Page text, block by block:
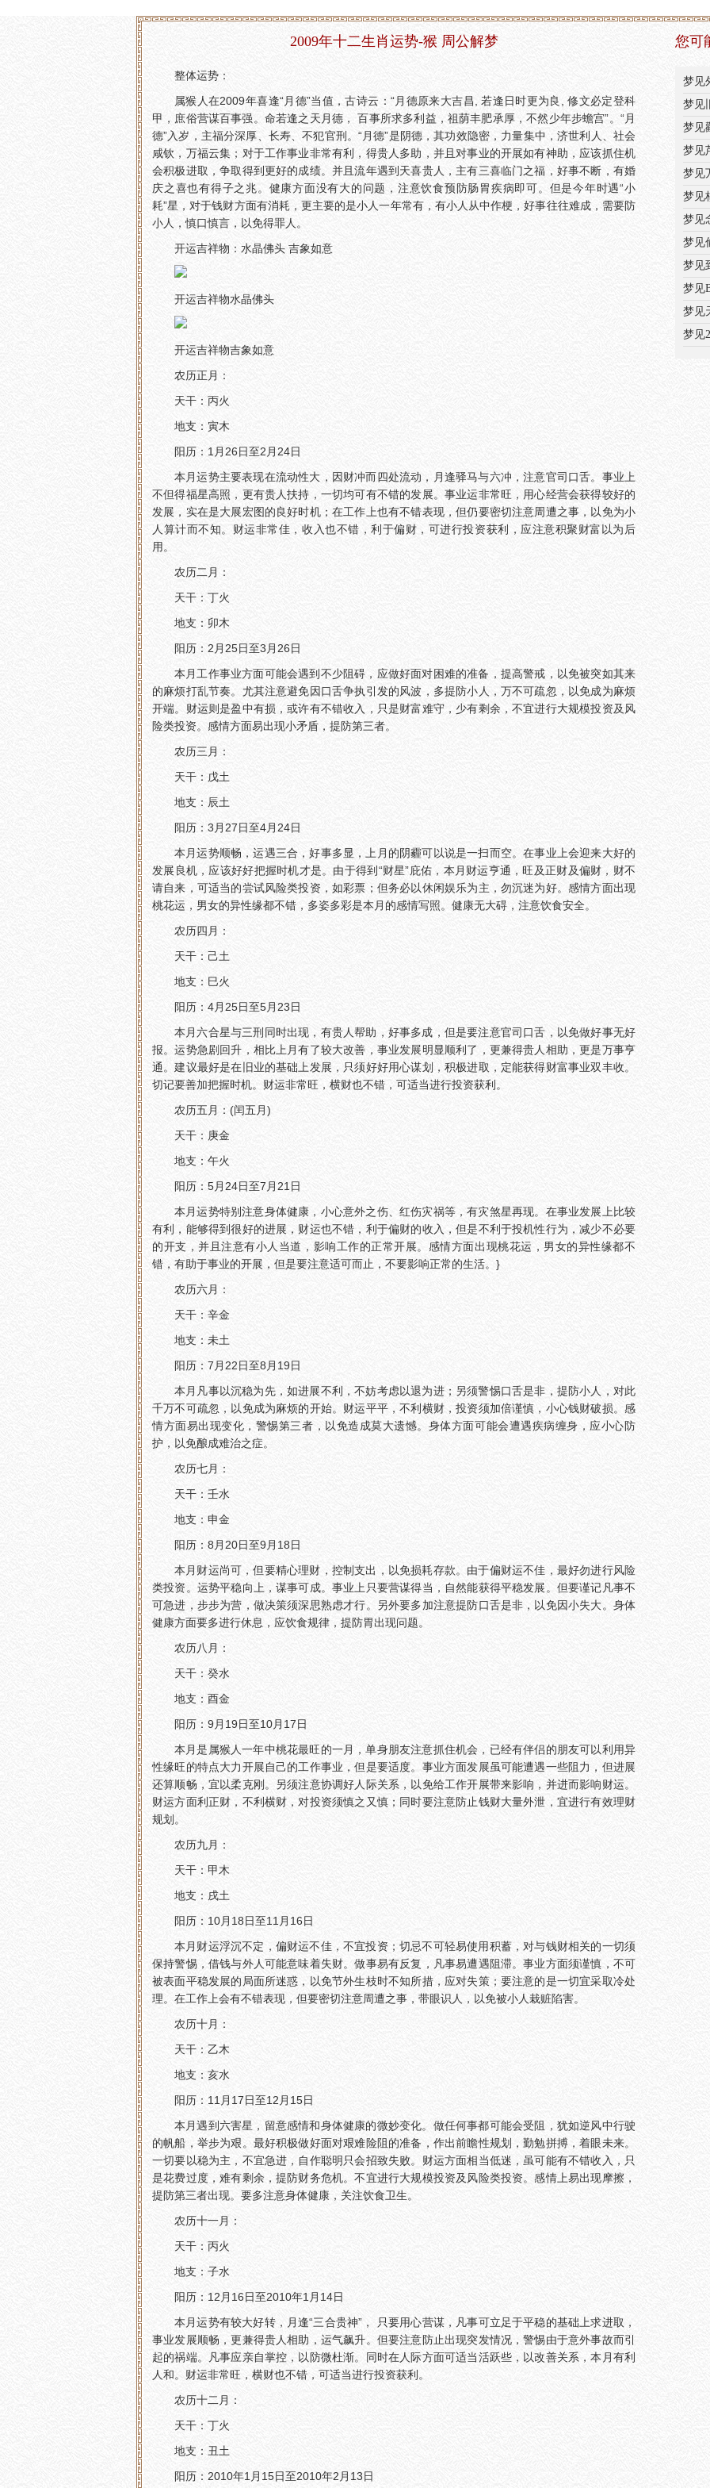
2009年十二生肖运势-猴 周公解梦
整体运势：
属猴人在2009年喜逢“月德”当值，古诗云：“月德原来大吉昌, 若逢日时更为良, 修文必定登科
甲，庶俗营谋百事强。命若逢之天月德， 百事所求多利益，祖荫丰肥承厚，不然少年步蟾宫”。“月
德”入岁，主福分深厚、长寿、不犯官刑。“月德”是阴德，其功效隐密，力量集中，济世利人、社会
咸钦，万福云集；对于工作事业非常有利，得贵人多助，并且对事业的开展如有神助，应该抓住机
会积极进取，争取得到更好的成绩。并且流年遇到天喜贵人，主有三喜临门之福，好事不断，有婚
庆之喜也有得子之兆。健康方面没有大的问题，注意饮食预防肠胃疾病即可。但是今年时遇“小
耗”星，对于钱财方面有消耗，更主要的是小人一年常有，有小人从中作梗，好事往往难成，需要防
小人，慎口慎言，以免得罪人。
开运吉祥物：水晶佛头 吉象如意
开运吉祥物水晶佛头
开运吉祥物吉象如意
农历正月：
天干：丙火
地支：寅木
阳历：1月26日至2月24日
本月运势主要表现在流动性大，因财冲而四处流动，月逢驿马与六冲，注意官司口舌。事业上
不但得福星高照，更有贵人扶持，一切均可有不错的发展。事业运非常旺，用心经营会获得较好的
发展，实在是大展宏图的良好时机；在工作上也有不错表现，但仍要密切注意周遭之事，以免为小
人算计而不知。财运非常佳，收入也不错，利于偏财，可进行投资获利，应注意积聚财富以为后
用。
农历二月：
天干：丁火
地支：卯木
阳历：2月25日至3月26日
本月工作事业方面可能会遇到不少阻碍，应做好面对困难的准备，提高警戒，以免被突如其来
的麻烦打乱节奏。尤其注意避免因口舌争执引发的风波，多提防小人，万不可疏忽，以免成为麻烦
开端。财运则是盈中有损，或许有不错收入，只是财富难守，少有剩余，不宜进行大规模投资及风
险类投资。感情方面易出现小矛盾，提防第三者。
农历三月：
天干：戊土
地支：辰土
阳历：3月27日至4月24日
本月运势顺畅，运遇三合，好事多显，上月的阴霾可以说是一扫而空。在事业上会迎来大好的
发展良机，应该好好把握时机才是。由于得到“财星”庇佑，本月财运亨通，旺及正财及偏财，财不
请自来，可适当的尝试风险类投资，如彩票；但务必以休闲娱乐为主，勿沉迷为好。感情方面出现
桃花运，男女的异性缘都不错，多姿多彩是本月的感情写照。健康无大碍，注意饮食安全。
农历四月：
天干：己土
地支：巳火
阳历：4月25日至5月23日
本月六合星与三刑同时出现，有贵人帮助，好事多成，但是要注意官司口舌，以免做好事无好
报。运势急剧回升，相比上月有了较大改善，事业发展明显顺利了，更兼得贵人相助，更是万事亨
通。建议最好是在旧业的基础上发展，只须好好用心谋划，积极进取，定能获得财富事业双丰收。
切记要善加把握时机。财运非常旺，横财也不错，可适当进行投资获利。
农历五月：(闰五月)
天干：庚金
地支：午火
阳历：5月24日至7月21日
本月运势特别注意身体健康，小心意外之伤、红伤灾祸等，有灾煞星再现。在事业发展上比较
有利，能够得到很好的进展，财运也不错，利于偏财的收入，但是不利于投机性行为，减少不必要
的开支，并且注意有小人当道，影响工作的正常开展。感情方面出现桃花运，男女的异性缘都不
错，有助于事业的开展，但是要注意适可而止，不要影响正常的生活。}
农历六月：
天干：辛金
地支：未土
阳历：7月22日至8月19日
本月凡事以沉稳为先，如进展不利，不妨考虑以退为进；另须警惕口舌是非，提防小人，对此
千万不可疏忽，以免成为麻烦的开始。财运平平，不利横财，投资须加倍谨慎，小心钱财破损。感
情方面易出现变化，警惕第三者，以免造成莫大遗憾。身体方面可能会遭遇疾病缠身，应小心防
护，以免酿成难治之症。
农历七月：
天干：壬水
地支：申金
阳历：8月20日至9月18日
本月财运尚可，但要精心理财，控制支出，以免损耗存款。由于偏财运不佳，最好勿进行风险
类投资。运势平稳向上，谋事可成。事业上只要营谋得当，自然能获得平稳发展。但要谨记凡事不
可急进，步步为营，做决策须深思熟虑才行。另外要多加注意提防口舌是非，以免因小失大。身体
健康方面要多进行休息，应饮食规律，提防胃出现问题。
农历八月：
天干：癸水
地支：酉金
阳历：9月19日至10月17日
本月是属猴人一年中桃花最旺的一月，单身朋友注意抓住机会，已经有伴侣的朋友可以利用异
性缘旺的特点大力开展自己的工作事业，但是要适度。事业方面发展虽可能遭遇一些阻力，但进展
还算顺畅，宜以柔克刚。另须注意协调好人际关系，以免给工作开展带来影响，并进而影响财运。
财运方面利正财，不利横财，对投资须慎之又慎；同时要注意防止钱财大量外泄，宜进行有效理财
规划。
农历九月：
天干：甲木
地支：戌土
阳历：10月18日至11月16日
本月财运浮沉不定，偏财运不佳，不宜投资；切忌不可轻易使用积蓄，对与钱财相关的一切须
保持警惕，借钱与外人可能意味着失财。做事易有反复，凡事易遭遇阻滞。事业方面须谨慎，不可
被表面平稳发展的局面所迷惑，以免节外生枝时不知所措，应对失策；要注意的是一切宜采取冷处
理。在工作上会有不错表现，但要密切注意周遭之事，带眼识人，以免被小人栽赃陷害。
农历十月：
天干：乙木
地支：亥水
阳历：11月17日至12月15日
本月遇到六害星，留意感情和身体健康的微妙变化。做任何事都可能会受阻，犹如逆风中行驶
的帆船，举步为艰。最好积极做好面对艰难险阻的准备，作出前瞻性规划，勤勉拼搏，着眼未来。
一切要以稳为主，不宜急进，自作聪明只会招致失败。财运方面相当低迷，虽可能有不错收入，只
是花费过度，难有剩余，提防财务危机。不宜进行大规模投资及风险类投资。感情上易出现摩擦，
提防第三者出现。要多注意身体健康，关注饮食卫生。
农历十一月：
天干：丙火
地支：子水
阳历：12月16日至2010年1月14日
本月运势有较大好转，月逢“三合贵神”， 只要用心营谋，凡事可立足于平稳的基础上求进取，
事业发展顺畅，更兼得贵人相助，运气飙升。但要注意防止出现突发情况，警惕由于意外事故而引
起的祸端。凡事应亲自掌控，以防微杜渐。同时在人际方面可适当活跃些，以改善关系，本月有利
人和。财运非常旺，横财也不错，可适当进行投资获利。
农历十二月：
天干：丁火
地支：丑土
阳历：2010年1月15日至2010年2月13日
您可
梦见
梦见
梦见
梦见
梦见
梦见
梦见
梦见
梦见
梦见
梦见
梦见